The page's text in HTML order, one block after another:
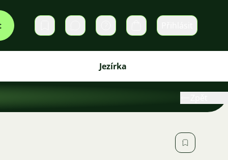
Soukromé zprávy Košík
Jezírka